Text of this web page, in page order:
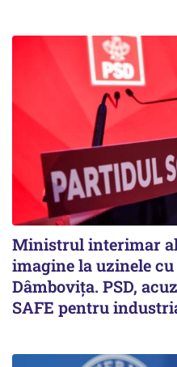
Ministrul interimar
imagine la uzinele
Dâmbovița. PSD,
SAFE pentru